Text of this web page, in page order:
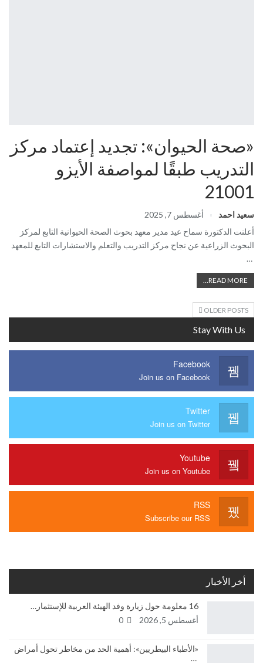
«صحة الحيوان»: تجديد إعتماد مركز
التدريب طبقًا لمواصفة الأيزو
21001
سعيد احمد
أغسطس 7, 2025
أعلنت الدكتورة سماح عيد مدير معهد بحوث الصحة الحيوانية التابع لمركز
البحوث الزراعية عن نجاح مركز التدريب والتعلم والاستشارات التابع للمعهد
…
READ MORE...
OLDER POSTS
Stay With Us
Facebook
Join us on Facebook
Twitter
Join us on Twitter
Youtube
Join us on Youtube
RSS
Subscribe our RSS
أخر الأخبار
16 معلومة حول زيارة وفد الهيئة العربية للإستثمار…
أغسطس 5, 2026
«الأطباء البيطريين»: أهمية الحد من مخاطر تحول أمراض
…